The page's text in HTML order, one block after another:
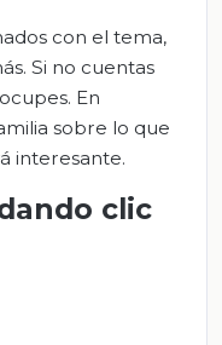
con el tema,
Si no cuentas
En
sobre lo que
interesante.
clic